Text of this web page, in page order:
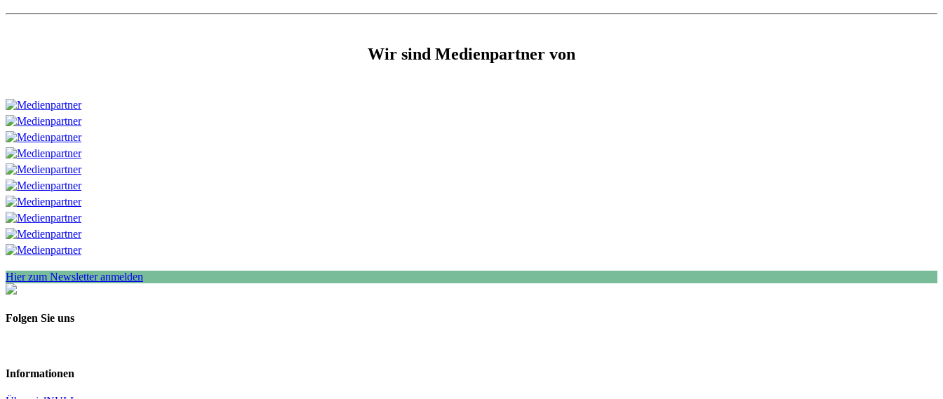
Wir sind Medienpartner von
Hier zum Newsletter anmelden
Folgen Sie uns
Informationen